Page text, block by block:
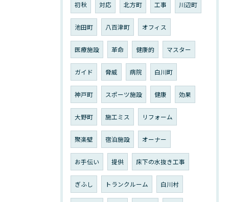
初秋 対応 北方町 工事 川辺町
池田町 八百津町 オフィス
医療施設 革命 健康的 マスター
ガイド 脅威 病院 白川町
神戸町 スポーツ施設 健康 効果
大野町 施工ミス リフォーム
聚楽壁 宿泊施設 オーナー
お手伝い 提供 床下の水抜き工事
ぎふし トランクルーム 白川村